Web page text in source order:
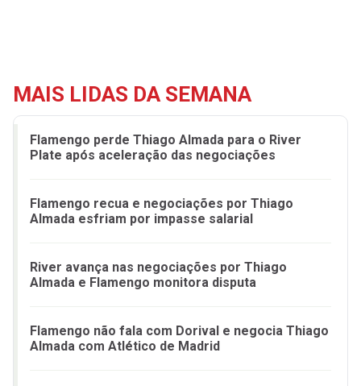
MAIS LIDAS DA SEMANA
Flamengo perde Thiago Almada para o River
Plate após aceleração das negociações
Flamengo recua e negociações por Thiago
Almada esfriam por impasse salarial
River avança nas negociações por Thiago
Almada e Flamengo monitora disputa
Flamengo não fala com Dorival e negocia Thiago
Almada com Atlético de Madrid